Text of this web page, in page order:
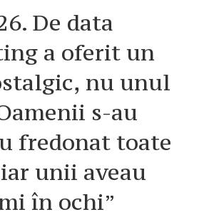
De data
a oferit un
nu unul
s-au
fredonat toate
unii aveau
în ochi”